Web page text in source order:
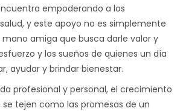
empoderando a los
y este apoyo no es simplemente
amiga que busca darle valor y
y los sueños de quienes un día
ayudar y brindar bienestar.
profesional y personal, el crecimiento
se tejen como las promesas de un